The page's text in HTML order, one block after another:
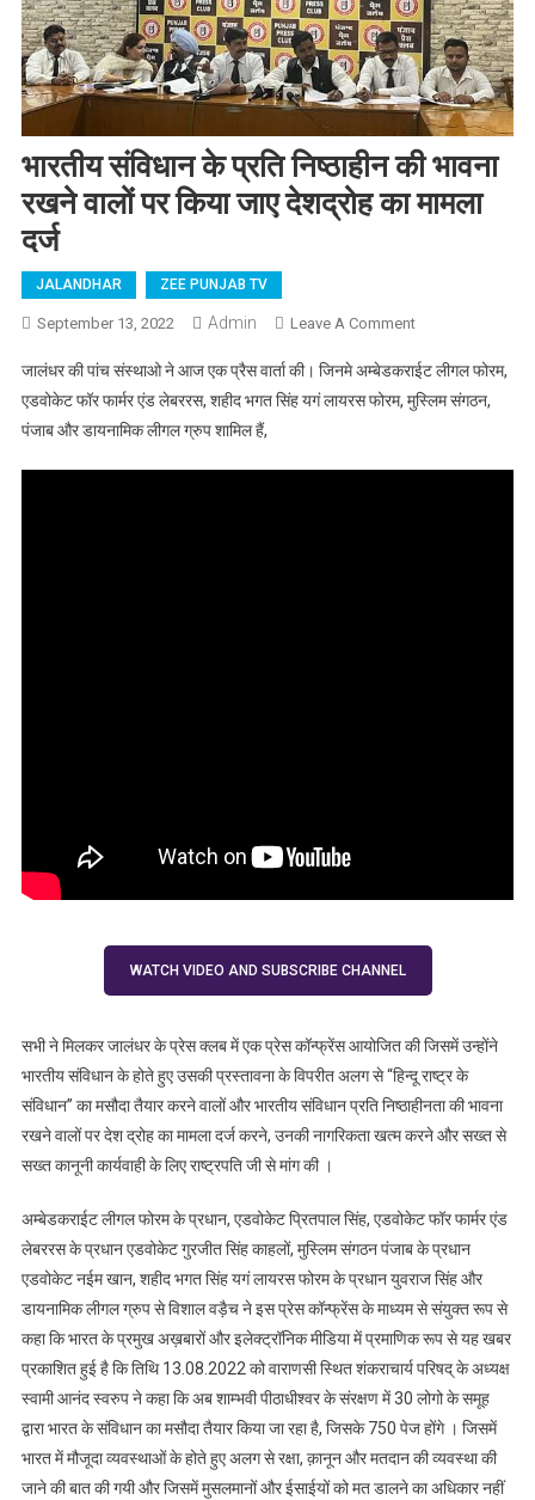
भारतीय संविधान के प्रति निष्ठाहीन की भावना
रखने वालों पर किया जाए देशद्रोह का मामला
दर्ज
JALANDHAR ZEE PUNJAB TV
September 13, 2022 Admin Leave A CommentOn भारतीय
निष्ठाहीन की
भावना रखने वालों
जालंधर की पांच संस्थाओ ने आज एक प्रैस वार्ता की। जिनमे अम्बेडकराईट लीगल फोरम,
एडवोकेट फॉर फार्मर एंड लेबररस, शहीद भगत सिंह यगं लायरस फोरम, मुस्लिम संगठन,
पंजाब और डायनामिक लीगल ग्रुप शामिल हैं,
WATCH VIDEO AND SUBSCRIBE CHANNEL
सभी ने मिलकर जालंधर के प्रेस क्लब में एक प्रेस कॉन्फ्रेंस आयोजित की जिसमें उन्होंने
भारतीय संविधान के होते हुए उसकी प्रस्तावना के विपरीत अलग से “हिन्दू राष्ट्र के
संविधान” का मसौदा तैयार करने वालों और भारतीय संविधान प्रति निष्ठाहीनता की भावना
रखने वालों पर देश द्रोह का मामला दर्ज करने, उनकी नागरिकता खत्म करने और सख्त से
सख्त कानूनी कार्यवाही के लिए राष्ट्रपति जी से मांग की ।
अम्बेडकराईट लीगल फोरम के प्रधान, एडवोकेट प्रितपाल सिंह, एडवोकेट फॉर फार्मर एंड
लेबररस के प्रधान एडवोकेट गुरजीत सिंह काहलों, मुस्लिम संगठन पंजाब के प्रधान
एडवोकेट नईम खान, शहीद भगत सिंह यगं लायरस फोरम के प्रधान युवराज सिंह और
डायनामिक लीगल ग्रुप से विशाल वड़ैच ने इस प्रेस कॉन्फ्रेंस के माध्यम से संयुक्त रूप से
कहा कि भारत के प्रमुख अख़बारों और इलेक्ट्रॉनिक मीडिया में प्रमाणिक रूप से यह खबर
प्रकाशित हुई है कि तिथि 13.08.2022 को वाराणसी स्थित शंकराचार्य परिषद् के अध्यक्ष
स्वामी आनंद स्वरुप ने कहा कि अब शाम्भवी पीठाधीश्वर के संरक्षण में 30 लोगो के समूह
द्वारा भारत के संविधान का मसौदा तैयार किया जा रहा है, जिसके 750 पेज होंगे । जिसमें
भारत में मौजूदा व्यवस्थाओं के होते हुए अलग से रक्षा, क़ानून और मतदान की व्यवस्था की
जाने की बात की गयी और जिसमें मुसलमानों और ईसाईयों को मत डालने का अधिकार नहीं